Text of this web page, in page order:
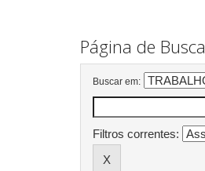
Página de Busca
Buscar em:
Filtros correntes: